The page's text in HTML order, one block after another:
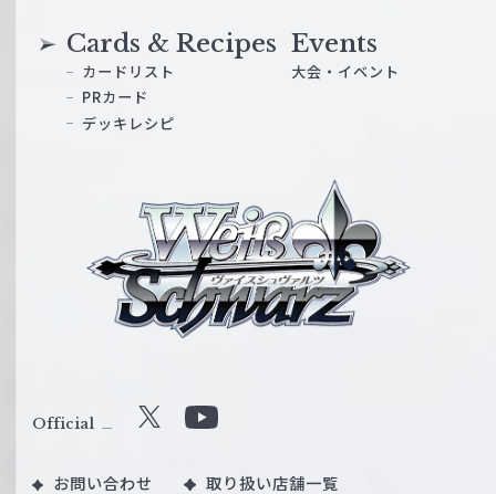
ス
ル
Cards & Recipes
カードリスト
PRカード
デッキレシピ
Events
大会・イベント
Official X
u
お問い合わせ 取り扱い店舗一覧